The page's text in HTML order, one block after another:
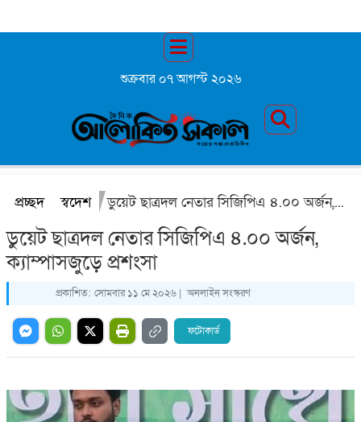
শুক্রবার ০৭ আগস্ট ২০২৬
প্রচ্ছদ স্বদেশ ডুয়েট ছাত্রদল নেতার সিজিপিএ ৪.০০ অর্জন, ক্যাম্পাসজুড়ে প্রশংসা
ডুয়েট ছাত্রদল নেতার সিজিপিএ ৪.০০ অর্জন,
ক্যাম্পাসজুড়ে প্রশংসা
প্রকাশিত: সোমবার ১১ মে ২০২৬ | অনলাইন সংস্করণ
ফটোকার্ড